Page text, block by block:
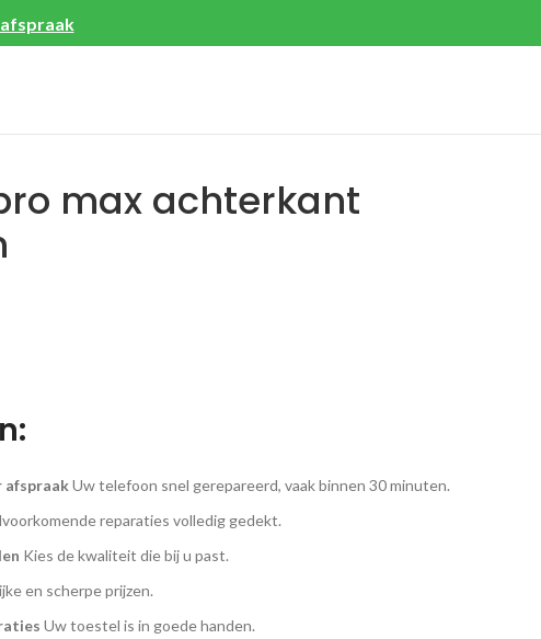
max achterkant
afspraakUw telefoon snel gerepareerd, vaak binnen 30 minuten.
reparaties volledig gedekt.
Kies de kwaliteit die bij u past.
en scherpe prijzen.
Uw toestel is in goede handen.